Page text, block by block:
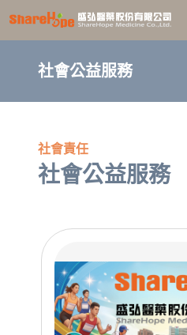
社會公益服務
社會責任
社會公益服務